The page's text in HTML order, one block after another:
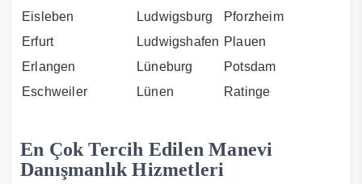
Eisleben
Ludwigsburg
Pforzheim
Erfurt
Ludwigshafen Plauen
Erlangen
Lüneburg
Potsdam
Eschweiler
Lünen Ratinge
En Çok Tercih Edilen Manevi
Danışmanlık Hizmetleri